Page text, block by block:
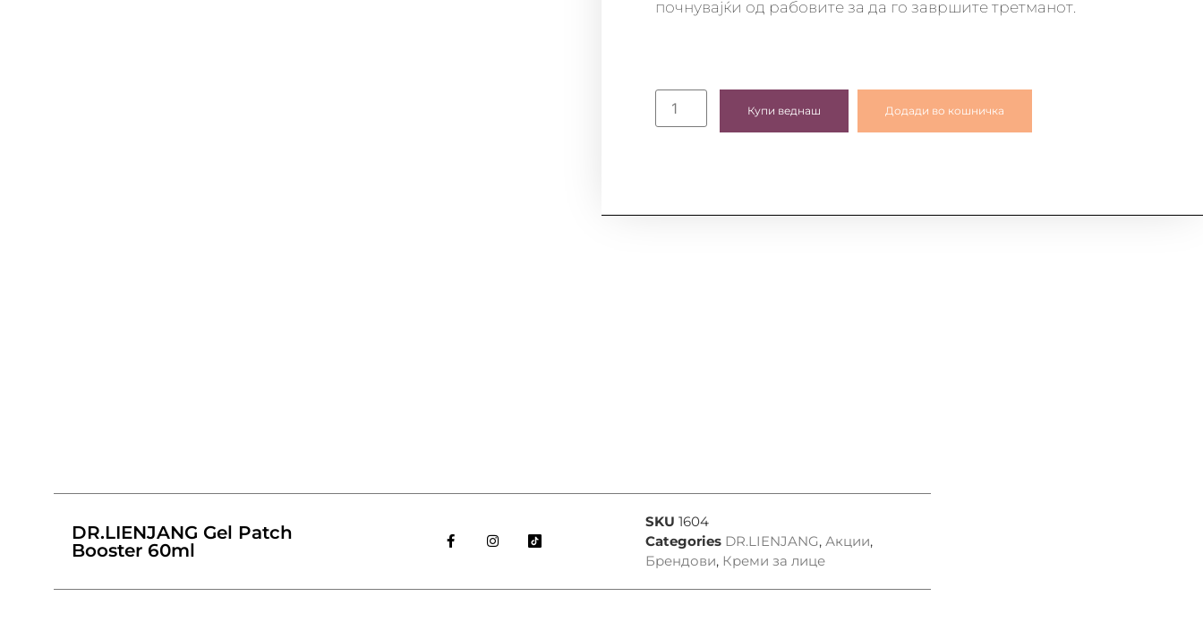
почнувајќи од рабовите за да го завршите третманот.
Купи веднаш Додади во кошничка
DR.LIENJANG Gel Patch
Booster 60ml
SKU 1604
Categories DR.LIENJANG, Акции,
Брендови, Креми за лице